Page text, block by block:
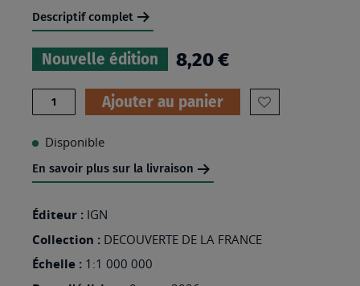
Descriptif complet
Nouvelle édition 8,20 €
Quantité Ajouter au panier
AJOUTER
Disponible
En savoir plus sur la livraison
Éditeur : IGN
Collection : DECOUVERTE DE LA FRANCE
Échelle : 1:1 000 000